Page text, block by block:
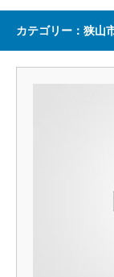
カテゴリー：狭山